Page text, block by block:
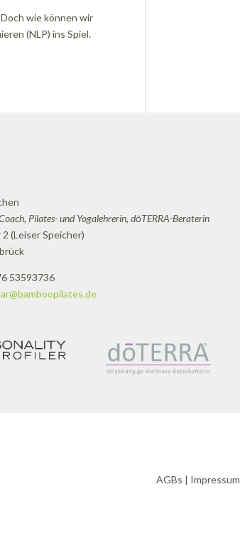
wie können wir
(NLP) ins Spiel.
Pilates- und Yogalehrerin, dōTERRA-Beraterin
(Leiser Speicher)
53593736
AGBs | Impressum